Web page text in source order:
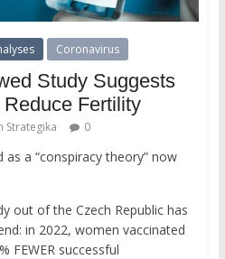
Coronavirus
Study Suggests
Fertility
Strategika 0
a “conspiracy theory” now
out of the Czech Republic has
in 2022, women vaccinated
FEWER successful